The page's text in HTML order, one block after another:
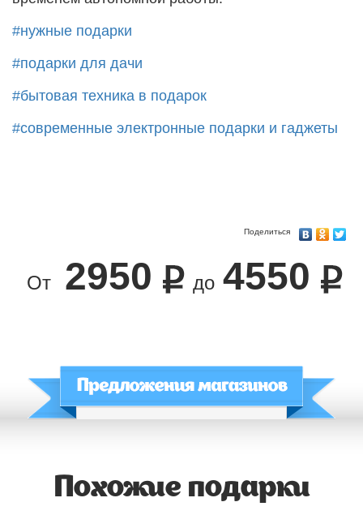
#нужные подарки
#подарки для дачи
#бытовая техника в подарок
#современные электронные подарки и гаджеты
Поделиться
От 2950 до 4550
Похожие подарки